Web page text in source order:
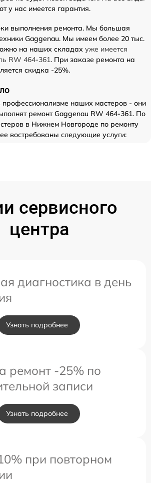
у нас имеется гарантия.
выполнения ремонта. Мы большая
Gaggenau. Мы имеем более 20 тыс.
на наших складах уже имеется
RW 464-361. При заказе ремонта на
скидка -25%.
наших мастеров - они
ремонт Gaggenau RW 464-361. По
в Нижнем Новгороде по ремонту
востребованы следующие услуги:
сервисного
центра
диагностика в день
Узнать подробнее
ремонт -25% по
записи
Узнать подробнее
при повторном